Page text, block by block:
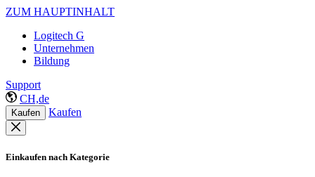
ZUM HAUPTINHALT
Logitech G
Unternehmen
Bildung
Support
CH,de
Kaufen Kaufen
Einkaufen nach Kategorie